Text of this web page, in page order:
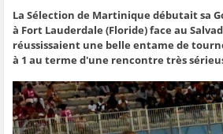
e
z
p
o
u
r
a
r
t
a
g
e
e
z
p
o
u
r
a
r
t
a
g
e
e
z
p
o
u
r
a
r
t
a
g
e
e
z
p
o
u
r
a
r
t
a
g
e
La Sélection de Martinique débutait sa
à Fort Lauderdale (Floride) face au
réussissaient une belle entame de
à 1 au terme d'une rencontre très